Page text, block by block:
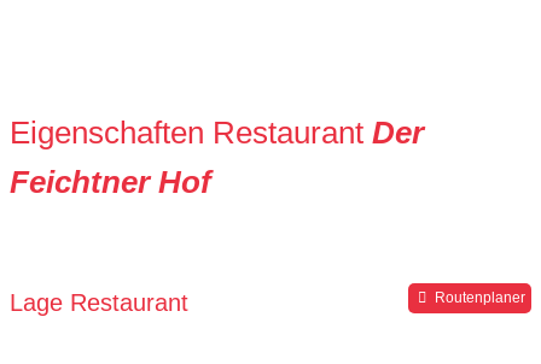
Eigenschaften Restaurant Der
Feichtner Hof
Lage Restaurant Routenplaner